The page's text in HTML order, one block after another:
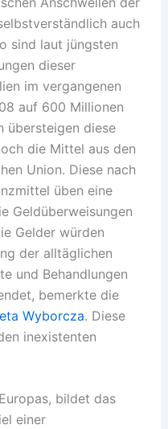
auch
sind laut jüngsten
dieser
im vergangenen
auf 600 Millionen
übersteigen diese
die Mittel aus den
Union. Diese nach
üben eine
Geldüberweisungen
Gelder würden
der alltäglichen
und Behandlungen
bemerkte die
Wyborcza. Diese
inexistenten
bildet das
einer